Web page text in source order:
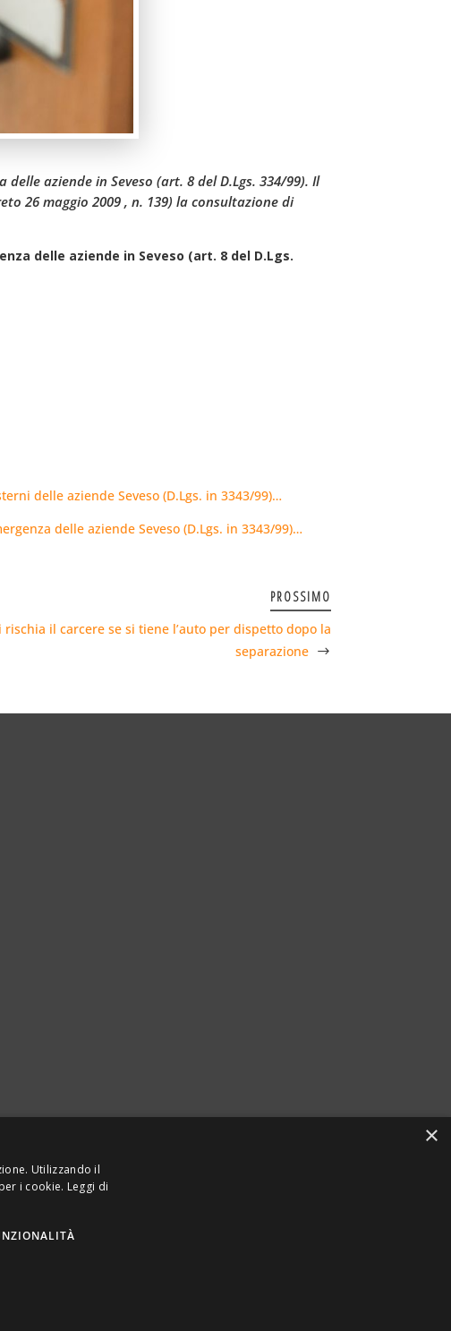
aziende in Seveso (art. 8 del D.Lgs. 334/99). Il
26 maggio 2009 , n. 139) la consultazione di
delle aziende in Seveso (art. 8 del D.Lgs.
delle aziende Seveso (D.Lgs. in 3343/99)…
delle aziende Seveso (D.Lgs. in 3343/99)…
PROSSIMO
rischia il carcere se si tiene l’auto per dispetto dopo la
separazione
IVA 00923870968 – CF: 08748400150 –
SINTEL
×
Utilizzando il
i cookie. Leggi di